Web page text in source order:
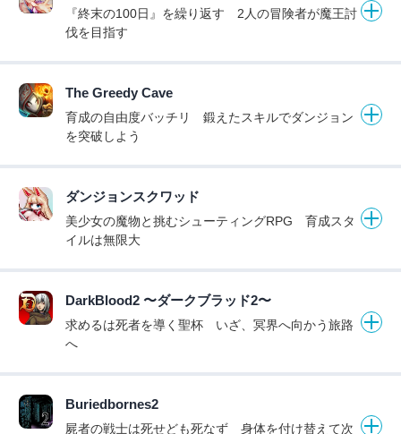
『終末の100日』を繰り返す 2人の冒険者が魔王討
伐を目指す
The Greedy Cave
育成の自由度バッチリ 鍛えたスキルでダンジョン
を突破しよう
ダンジョンスクワッド
美少女の魔物と挑むシューティングRPG 育成スタ
イルは無限大
DarkBlood2 〜ダークブラッド2〜
求めるは死者を導く聖杯 いざ、冥界へ向かう旅路
へ
Buriedbornes2
屍者の戦士は死せども死なず 身体を付け替えて次